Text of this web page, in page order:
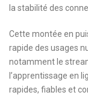
la stabilité des
Cette montée en
rapide des usages
notamment le
l’apprentissage en
rapides, fiables et